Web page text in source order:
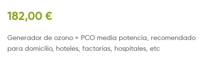
182,00 €
Generador de ozono + PCO media potencia, recomendado
para domicilio, hoteles, factorías, hospitales, etc